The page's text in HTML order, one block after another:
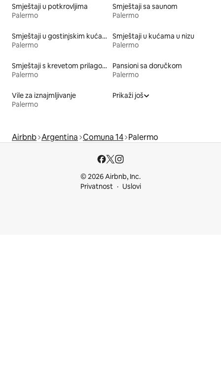
Smještaji u potkrovljima
Palermo
Smještaji sa saunom
Palermo
Smještaji u gostinjskim kućama
Palermo
Smještaji u kućama u nizu
Palermo
Smještaji s krevetom prilagođene visine
Palermo
Pansioni sa doručkom
Palermo
Vile za iznajmljivanje
Palermo
Prikaži još
Airbnb Argentina Comuna 14 Palermo
© 2026 Airbnb, Inc.
Privatnost
Uslovi